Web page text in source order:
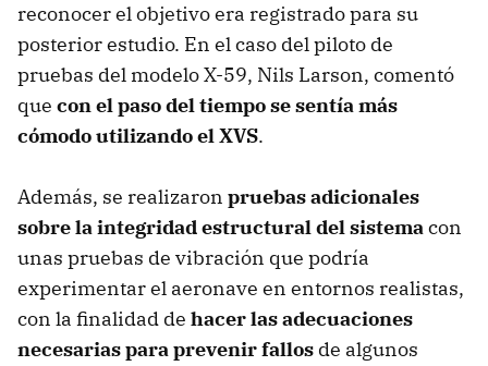
reconocer el objetivo era registrado para su
posterior estudio. En el caso del piloto de
pruebas del modelo X-59, Nils Larson, comentó
que con el paso del tiempo se sentía más
cómodo utilizando el XVS.
Además, se realizaron pruebas adicionales
sobre la integridad estructural del sistemacon
unas pruebas de vibración que podría
experimentar el aeronave en entornos realistas,
con la finalidad de hacer las adecuaciones
necesarias para prevenir fallos de algunos